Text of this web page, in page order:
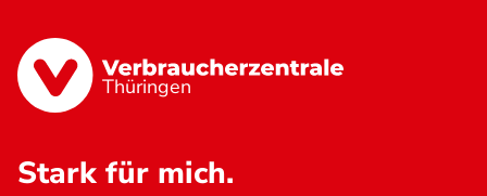
Thüringen
Stark für mich.